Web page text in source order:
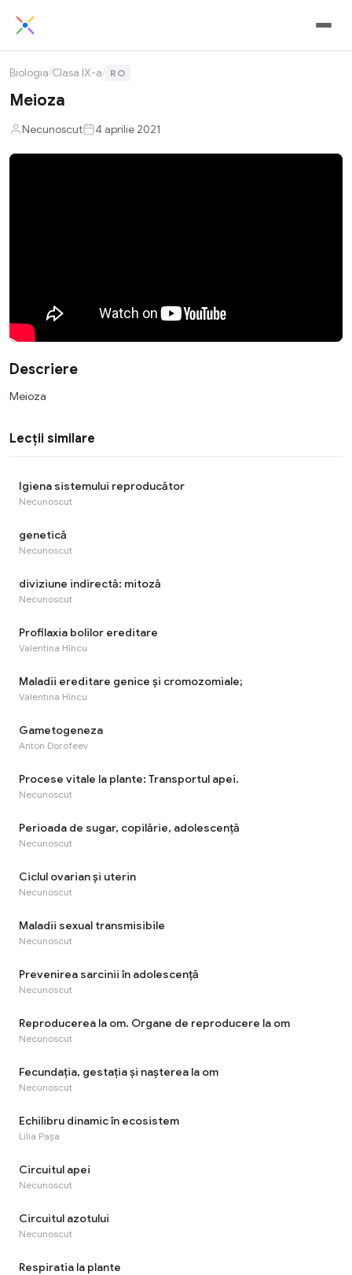
Biologia/Clasa IX-a/ RO
Meioza
Necunoscut 4 aprilie 2021
Descriere
Meioza
Lecții similare
Igiena sistemului reproducător
Necunoscut
genetică
Necunoscut
diviziune indirectă: mitoză
Necunoscut
Profilaxia bolilor ereditare
Valentina Hîncu
Maladii ereditare genice şi cromozomiale;
Valentina Hîncu
Gametogeneza
Anton Dorofeev
Procese vitale la plante: Transportul apei.
Necunoscut
Perioada de sugar, copilărie, adolescenţă
Necunoscut
Ciclul ovarian şi uterin
Necunoscut
Maladii sexual transmisibile
Necunoscut
Prevenirea sarcinii în adolescență
Necunoscut
Reproducerea la om. Organe de reproducere la om
Necunoscut
Fecundaţia, gestaţia şi naşterea la om
Necunoscut
Echilibru dinamic în ecosistem
Lilia Pașa
Circuitul apei
Necunoscut
Circuitul azotului
Necunoscut
Respiratia la plante